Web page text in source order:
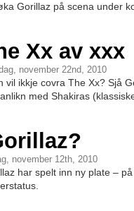
Gorillaz på scena under
Xx av xxx
november 22nd, 2010
vil ikkje covra The Xx? Sjå
med Shakiras
november 12th, 2010
har spelt inn ny plate –